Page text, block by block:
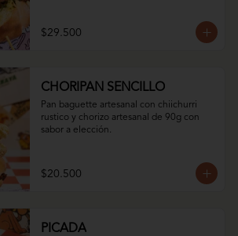
$29.500
CHORIPAN SENCILLO
Pan baguette artesanal con chiichurri
rustico y chorizo artesanal de 90g con
sabor a elección.
$20.500
PICADA